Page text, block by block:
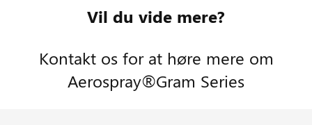
Dokumenter
Læs mere på LaCARs hjemmeside
Vil du vide mere?
Kontakt os for at høre mere om
Aerospray®Gram Series